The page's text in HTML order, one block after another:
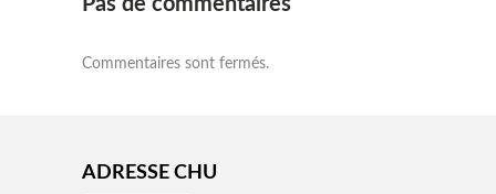
Pas de commentaires
Commentaires sont fermés.
ADRESSE CHU